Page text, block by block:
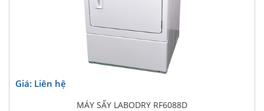
Giá: Liên hệ
MÁY SẤY LABODRY RF6088D